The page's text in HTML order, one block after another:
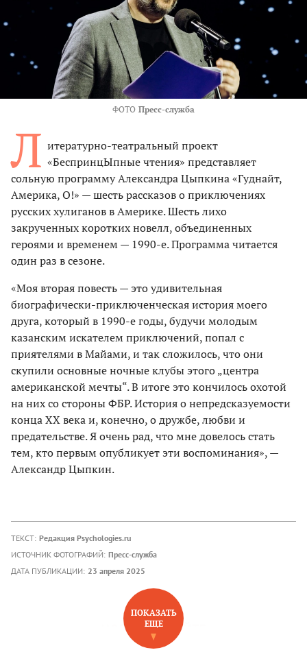
ФОТО Пресс-служба
Л итературно-театральный проект
«БеспринцЫпные чтения» представляет
сольную программу Александра Цыпкина «Гуднайт,
Америка, О!» — шесть рассказов о приключениях
русских хулиганов в Америке. Шесть лихо
закрученных коротких новелл, объединенных
героями и временем — 1990-е. Программа читается
один раз в сезоне.
«Моя вторая повесть — это удивительная
биографически-приключенческая история моего
друга, который в 1990-е годы, будучи молодым
казанским искателем приключений, попал с
приятелями в Майами, и так сложилось, что они
скупили основные ночные клубы этого „центра
американской мечты“. В итоге это кончилось охотой
на них со стороны ФБР. История о непредсказуемости
конца XX века и, конечно, о дружбе, любви и
предательстве. Я очень рад, что мне довелось стать
тем, кто первым опубликует эти воспоминания», —
Александр Цыпкин.
ТЕКСТ: Редакция Psychologies.ru
ИСТОЧНИК ФОТОГРАФИЙ: Пресс-служба
ДАТА ПУБЛИКАЦИИ: 23 апреля 2025
НОВОЕ НА САЙТЕ
ПОКАЗАТЬ
ЕЩЕ